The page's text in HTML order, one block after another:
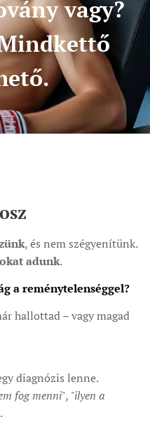
vagy?
, és nem szégyenítünk.
adunk.
a reménytelenséggel?
hallottad – vagy magad
diagnózis lenne.
fog menni", "ilyen a
.